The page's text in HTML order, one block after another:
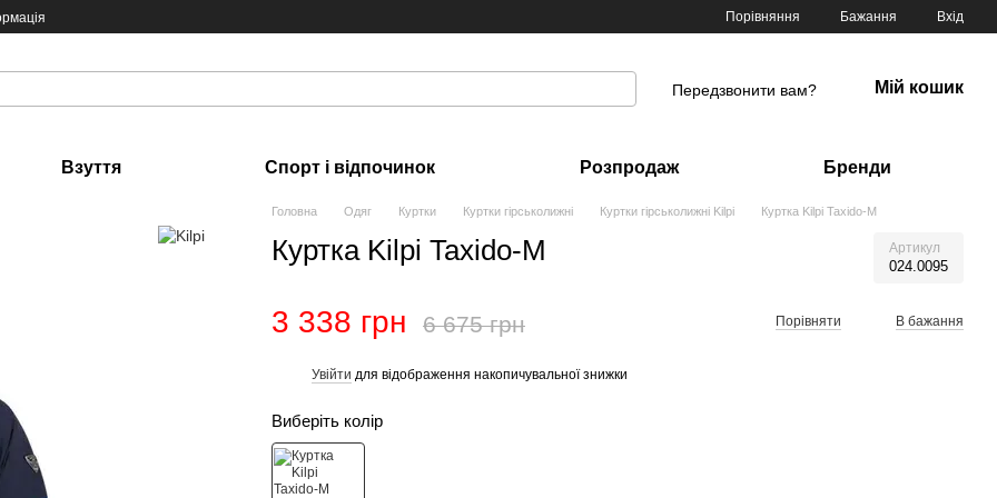
Порівняння Бажання Вхід
Передзвонити вам? Мій кошик
Взуття Спорт і відпочинок Розпродаж Бренди
Головна Одяг Куртки Куртки гірськолижні Куртки гірськолижні Kilpi Куртка Kilpi Taxido-M
Куртка Kilpi Taxido-M Артикул
024.0095
3 338 грн 6 675 грн Порівняти В бажання
Увійти для відображення накопичувальної знижки
Виберіть колір